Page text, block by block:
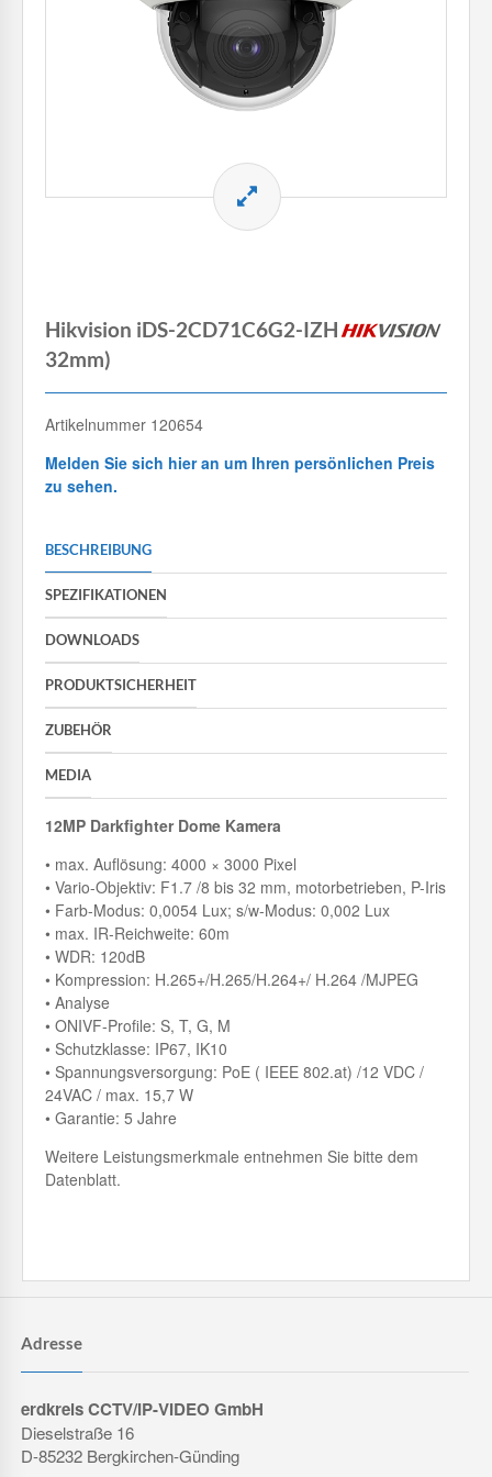
Hikvision iDS-2CD71C6G2-IZHSY(8-
32mm)
Artikelnummer 120654
Melden Sie sich hier an um Ihren persönlichen Preis
zu sehen.
BESCHREIBUNG
SPEZIFIKATIONEN
DOWNLOADS
PRODUKTSICHERHEIT
ZUBEHÖR
MEDIA
12MP Darkfighter Dome Kamera
• max. Auflösung: 4000 × 3000 Pixel
• Vario-Objektiv: F1.7 /8 bis 32 mm, motorbetrieben, P-Iris
• Farb-Modus: 0,0054 Lux; s/w-Modus: 0,002 Lux
• max. IR-Reichweite: 60m
• WDR: 120dB
• Kompression: H.265+/H.265/H.264+/ H.264 /MJPEG
• Analyse
• ONIVF-Profile: S, T, G, M
• Schutzklasse: IP67, IK10
• Spannungsversorgung: PoE ( IEEE 802.at) /12 VDC /
24VAC / max. 15,7 W
• Garantie: 5 Jahre
Weitere Leistungsmerkmale entnehmen Sie bitte dem
Datenblatt.
Adresse
erdkreis CCTV/IP-VIDEO GmbH
Dieselstraße 16
D-85232 Bergkirchen-Günding